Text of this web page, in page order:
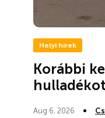
Helyi hírek
Korábbi
Aug 6, 2026